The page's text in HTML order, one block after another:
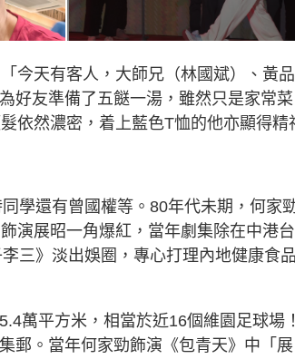
今天有客人，大師兄（林國斌）、黃
好友準備了五餸一湯，雖然只是家常
依然濃密，着上藍色T恤的他亦顯得精
學還有曾國權等。80年代未期，何家
演展昭一角爆紅，當年劇集除在中港
三》淡出娛圈，專心打理內地健康食
萬平方米，相當於近16個維園足球場
郵。當年何家勁飾演《包青天》中「展